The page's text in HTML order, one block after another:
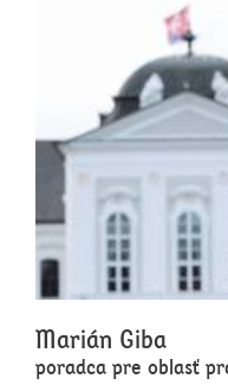
Marián Giba
poradca pre oblasť